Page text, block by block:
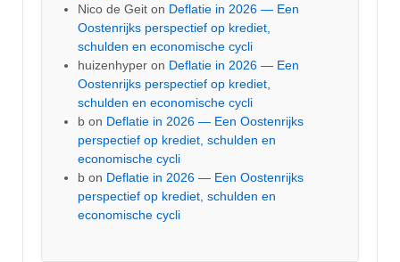
Nico de Geit on Deflatie in 2026 — Een
Oostenrijks perspectief op krediet,
schulden en economische cycli
huizenhyper on Deflatie in 2026 — Een
Oostenrijks perspectief op krediet,
schulden en economische cycli
b on Deflatie in 2026 — Een Oostenrijks
perspectief op krediet, schulden en
economische cycli
b on Deflatie in 2026 — Een Oostenrijks
perspectief op krediet, schulden en
economische cycli